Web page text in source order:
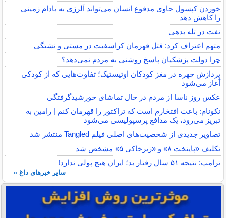
خوردن کپسول حاوی مدفوع انسان می‌تواند آلرژی به بادام زمینی
را کاهش دهد
نفت در تله بدهی
متهم اعتراف کرد: قتل قهرمان کراسفیت در مستی و نشئگی
چرا دولت پزشکیان پاسخ روشنی به مردم نمی‌دهد؟
پردازش چهره در مغز کودکان اوتیستیک؛ تفاوت‌هایی که از کودکی
آغاز می‌شود
عکس روز ناسا از مردم در حال تماشای خورشیدگرفتگی
نکونام: باعث افتخارم است که تراکتور را قهرمان کنم | رامین به
تبریز می‌رود، یک مدافع پرسپولیسی می‌شود
تصاویر جدیدی از شخصیت‌های اصلی فیلم Tangled منتشر شد
تکلیف «پایتخت ۸» و «زیرخاکی ۵» مشخص شد
ترامپ: نتیجه ۵۱ سال رفتار بد؛ ایران هیچ پولی ندارد!
سایر خبرهای داغ »